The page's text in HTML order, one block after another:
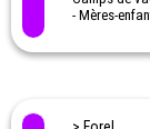
- Mères-